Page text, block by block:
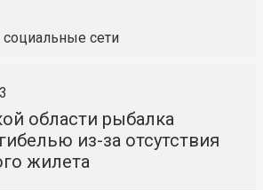
социальные сети
области рыбалка
из-за отсутствия
жилета